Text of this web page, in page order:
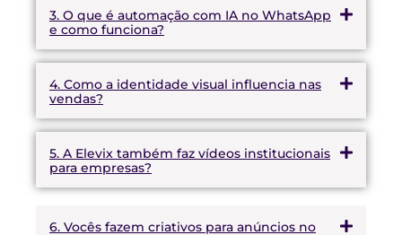
3. O que é automação com IA no WhatsApp
e como funciona?
4. Como a identidade visual influencia nas
vendas?
5. A Elevix também faz vídeos institucionais
para empresas?
6. Vocês fazem criativos para anúncios no